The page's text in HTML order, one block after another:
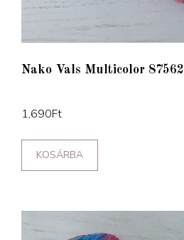
Nako Vals Multicolor 87562
1,690Ft
KOSÁRBA